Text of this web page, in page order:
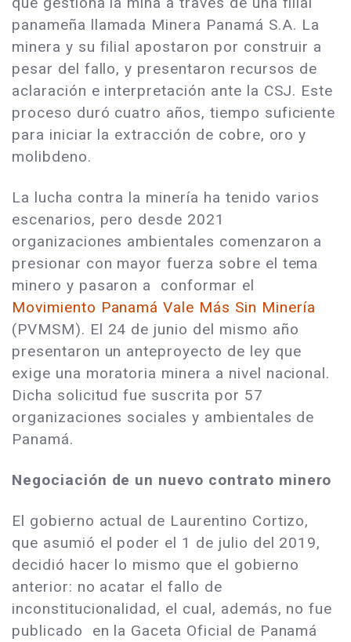
panameña llamada Minera Panamá S.A. La
minera y su filial apostaron por construir a
pesar del fallo, y presentaron recursos de
aclaración e interpretación ante la CSJ. Este
proceso duró cuatro años, tiempo suficiente
para iniciar la extracción de cobre, oro y
molibdeno.
La lucha contra la minería ha tenido varios
escenarios, pero desde 2021
organizaciones ambientales comenzaron a
presionar con mayor fuerza sobre el tema
minero y pasaron a conformar el
Movimiento Panamá Vale Más Sin Minería
(PVMSM). El 24 de junio del mismo año
presentaron un anteproyecto de ley que
exige una moratoria minera a nivel nacional.
Dicha solicitud fue suscrita por 57
organizaciones sociales y ambientales de
Panamá.
Negociación de un nuevo contrato minero
El gobierno actual de Laurentino Cortizo,
que asumió el poder el 1 de julio del 2019,
decidió hacer lo mismo que el gobierno
anterior: no acatar el fallo de
inconstitucionalidad, el cual, además, no fue
publicado en la Gaceta Oficial de Panamá